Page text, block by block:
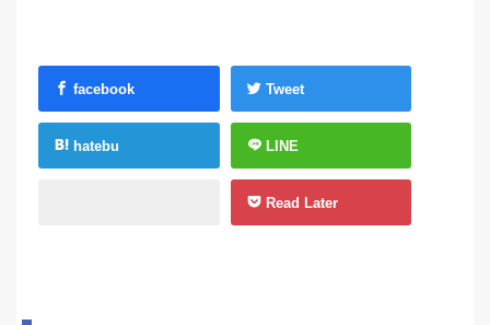
facebook Tweet
hatebu LINE
Read Later